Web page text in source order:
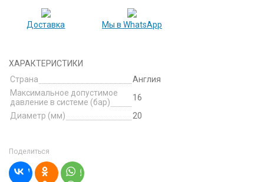
Доставка Мы в WhatsApp
ХАРАКТЕРИСТИКИ
Страна
Англия
Максимальное допустимое
давление в системе (бар)
16
Диаметр (мм)
20
Поделиться